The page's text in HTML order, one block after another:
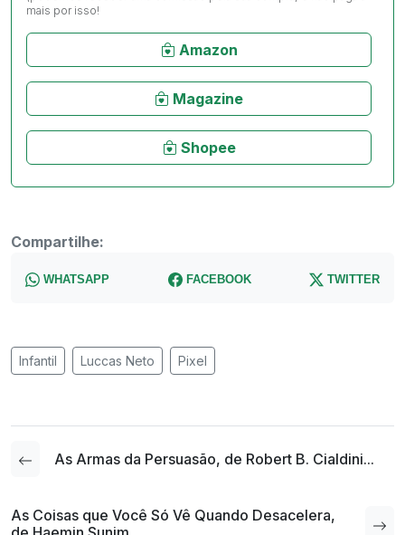
mais por isso!
Amazon
Magazine
Shopee
Compartilhe:
WHATSAPP FACEBOOK TWITTER
Infantil Luccas Neto Pixel
As Armas da Persuasão, de Robert B. Cialdini...
As Coisas que Você Só Vê Quando Desacelera,